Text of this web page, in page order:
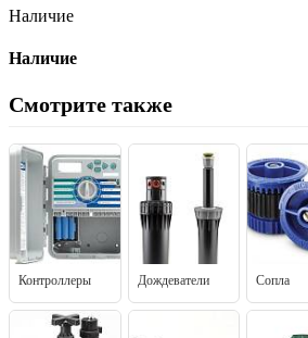
Наличие
Наличие
Смотрите также
Контроллеры Дождеватели Сопла